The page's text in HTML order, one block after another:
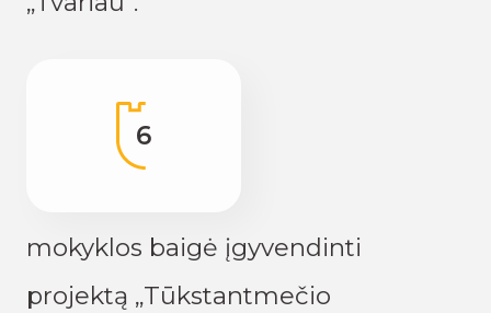
6
mokyklos baigė įgyvendinti
projektą „Tūkstantmečio